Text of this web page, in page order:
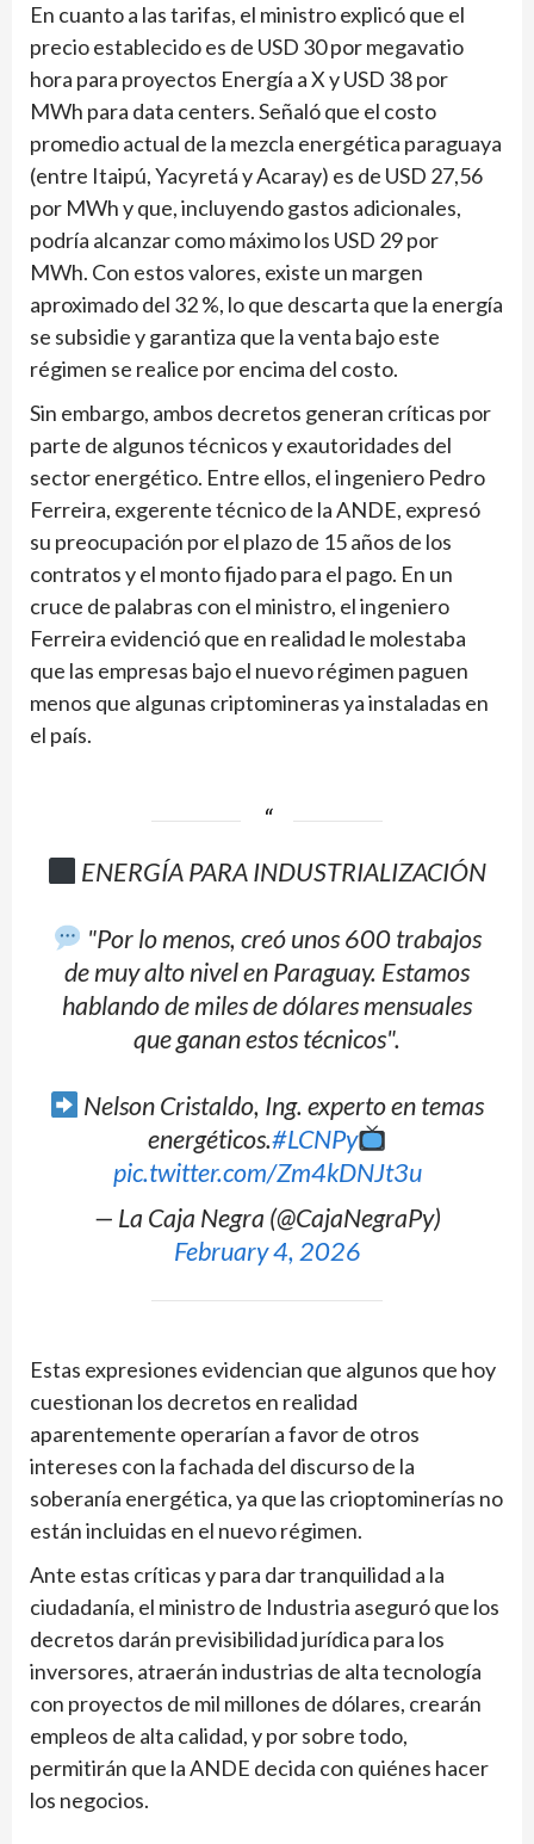
En cuanto a las tarifas, el ministro explicó que el
precio establecido es de USD 30 por megavatio
hora para proyectos Energía a X y USD 38 por
MWh para data centers. Señaló que el costo
promedio actual de la mezcla energética paraguaya
(entre Itaipú, Yacyretá y Acaray) es de USD 27,56
por MWh y que, incluyendo gastos adicionales,
podría alcanzar como máximo los USD 29 por
MWh. Con estos valores, existe un margen
aproximado del 32 %, lo que descarta que la energía
se subsidie y garantiza que la venta bajo este
régimen se realice por encima del costo.
Sin embargo, ambos decretos generan críticas por
parte de algunos técnicos y exautoridades del
sector energético. Entre ellos, el ingeniero Pedro
Ferreira, exgerente técnico de la ANDE, expresó
su preocupación por el plazo de 15 años de los
contratos y el monto fijado para el pago. En un
cruce de palabras con el ministro, el ingeniero
Ferreira evidenció que en realidad le molestaba
que las empresas bajo el nuevo régimen paguen
menos que algunas criptomineras ya instaladas en
el país.
ENERGÍA PARA INDUSTRIALIZACIÓN
"Por lo menos, creó unos 600 trabajos
de muy alto nivel en Paraguay. Estamos
hablando de miles de dólares mensuales
que ganan estos técnicos".
Nelson Cristaldo, Ing. experto en temas
energéticos.#LCNPy
pic.twitter.com/Zm4kDNJt3u
— La Caja Negra (@CajaNegraPy)
February 4, 2026
Estas expresiones evidencian que algunos que hoy
cuestionan los decretos en realidad
aparentemente operarían a favor de otros
intereses con la fachada del discurso de la
soberanía energética, ya que las crioptominerías no
están incluidas en el nuevo régimen.
Ante estas críticas y para dar tranquilidad a la
ciudadanía, el ministro de Industria aseguró que los
decretos darán previsibilidad jurídica para los
inversores, atraerán industrias de alta tecnología
con proyectos de mil millones de dólares, crearán
empleos de alta calidad, y por sobre todo,
permitirán que la ANDE decida con quiénes hacer
los negocios.